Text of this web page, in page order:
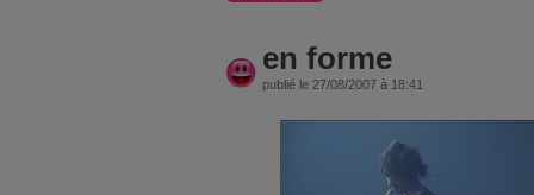
en forme
publié le 27/08/2007 à 18:41